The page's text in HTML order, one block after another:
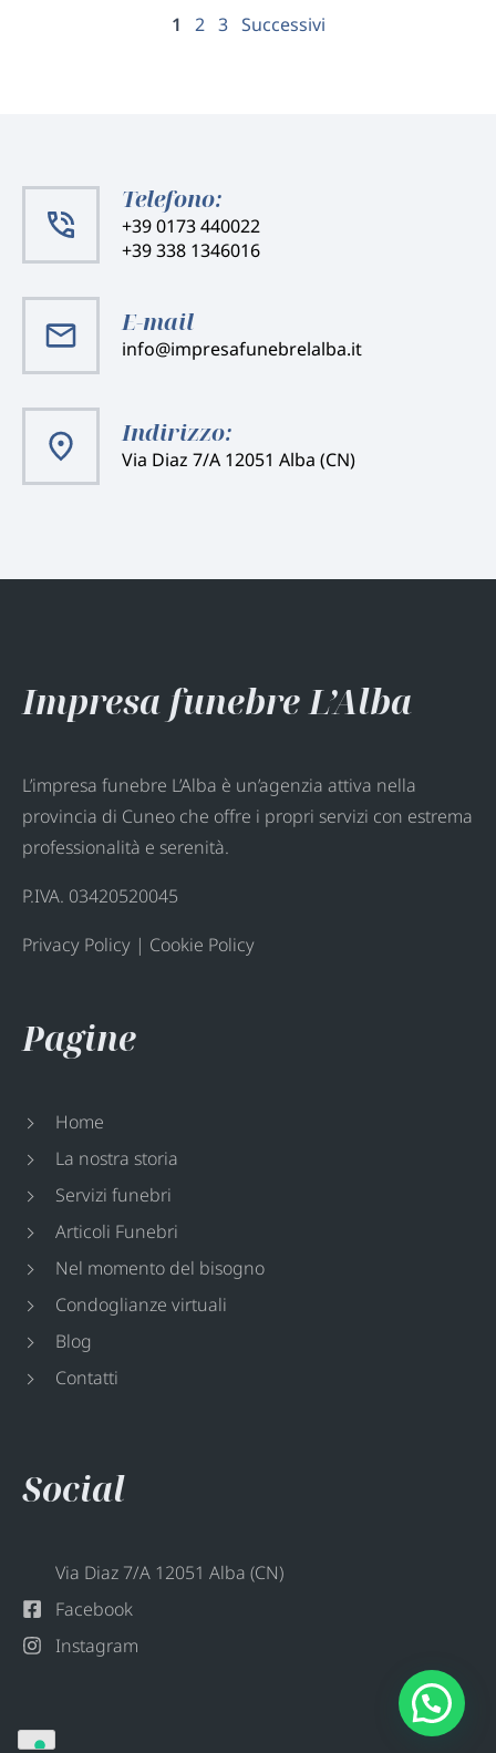
Paginazione
1 2 3 Successivi
Telefono:
+39 0173 440022
+39 338 1346016
E-mail
info@impresafunebrelalba.it
Indirizzo:
Via Diaz 7/A 12051 Alba (CN)
Impresa funebre L’Alba
L’impresa funebre L’Alba è un’agenzia attiva nella
provincia di Cuneo che offre i propri servizi con estrema
professionalità e serenità.
P.IVA. 03420520045
Privacy Policy | Cookie Policy
Pagine
Home
La nostra storia
Servizi funebri
Articoli Funebri
Nel momento del bisogno
Condoglianze virtuali
Blog
Contatti
Social
Via Diaz 7/A 12051 Alba (CN)
Facebook
Instagram